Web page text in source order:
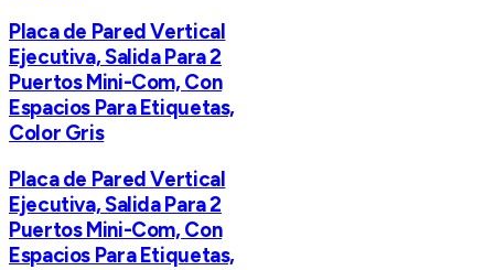
Placa de Pared Vertical
Ejecutiva, Salida Para 2
Puertos Mini-Com, Con
Espacios Para Etiquetas,
Color Gris
Placa de Pared Vertical
Ejecutiva, Salida Para 2
Puertos Mini-Com, Con
Espacios Para Etiquetas,